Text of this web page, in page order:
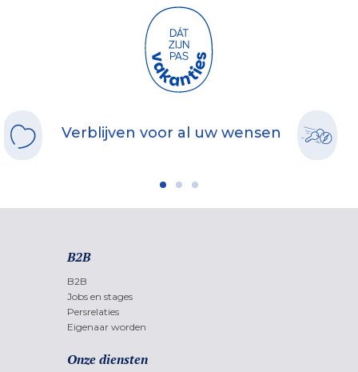
Verblijven voor al uw wensen
B2B
B2B
Jobs en stages
Persrelaties
Eigenaar worden
Onze diensten